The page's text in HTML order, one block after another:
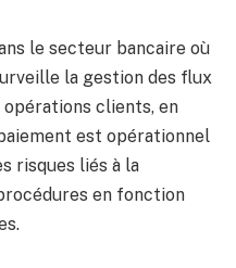
le secteur bancaire où
la gestion des flux
clients, en
est opérationnel
risques liés à la
en fonction